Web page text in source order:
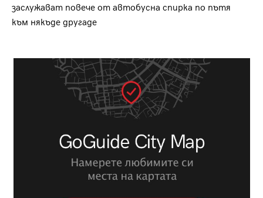
заслужават повече от автобусна спирка по пътя
към някъде другаде